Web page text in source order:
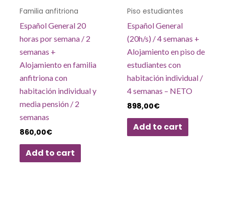
Familia anfitriona
Español General 20
horas por semana / 2
semanas +
Alojamiento en familia
anfitriona con
habitación individual y
media pensión / 2
semanas
860,00€
Add to cart
Piso estudiantes
Español General
(20h/s) / 4 semanas +
Alojamiento en piso de
estudiantes con
habitación individual /
4 semanas – NETO
898,00€
Add to cart